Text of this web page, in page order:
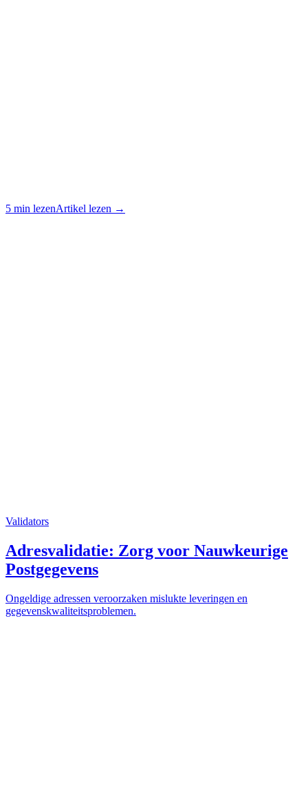
5 min lezenArtikel lezen →
Validators
Adresvalidatie: Zorg voor Nauwkeurige
Postgegevens
Ongeldige adressen veroorzaken mislukte leveringen en
gegevenskwaliteitsproblemen.